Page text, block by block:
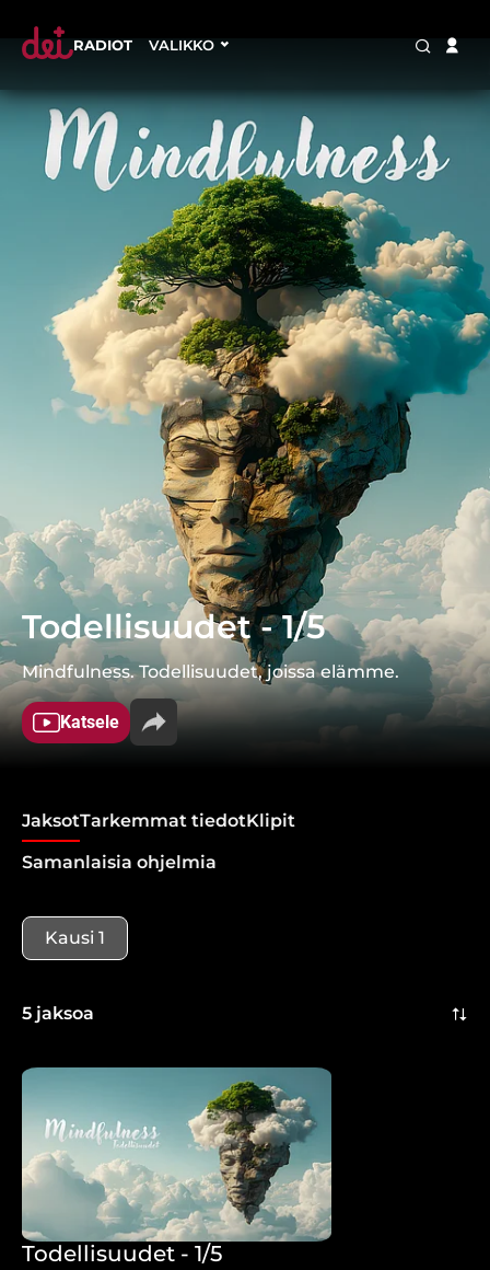
RADIOT VALIKKO
Todellisuudet - 1/5
Mindfulness. Todellisuudet, joissa elämme.
Katsele
JaksotTarkemmat tiedotKlipit
Samanlaisia ohjelmia
Kausi 1
5 jaksoa
Todellisuudet - 1/5